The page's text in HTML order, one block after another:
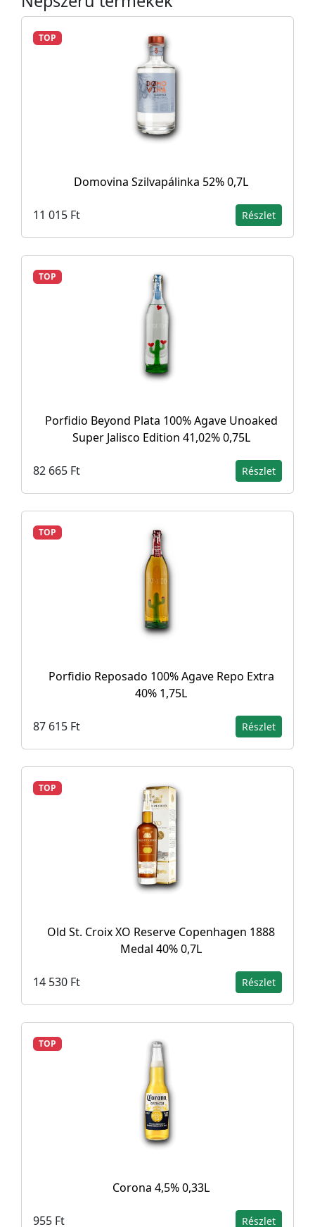
TOP
Domovina Szilvapálinka 52% 0,7L
11 015 Ft Részlet
TOP
Porfidio Beyond Plata 100% Agave Unoaked
Super Jalisco Edition 41,02% 0,75L
82 665 Ft Részlet
TOP
Porfidio Reposado 100% Agave Repo Extra
40% 1,75L
87 615 Ft Részlet
TOP
Old St. Croix XO Reserve Copenhagen 1888
Medal 40% 0,7L
14 530 Ft Részlet
TOP
Corona 4,5% 0,33L
955 Ft Részlet